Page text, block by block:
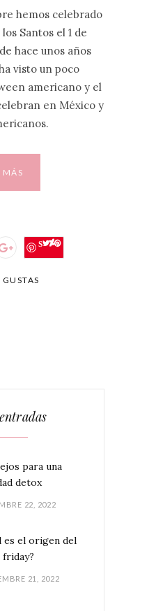
hemos celebrado
Santos el 1 de
hace unos años
visto un poco
americano y el
en México y
MÁS
Save
para una
detox
22, 2022
es el origen del
friday?
21, 2022